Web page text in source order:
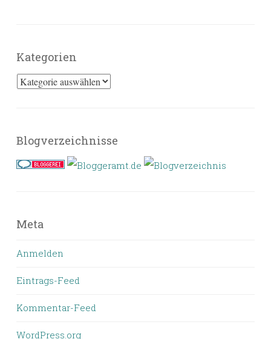
Kategorien
Kategorien
Blogverzeichnisse
Meta
Anmelden
Eintrags-Feed
Kommentar-Feed
WordPress.org